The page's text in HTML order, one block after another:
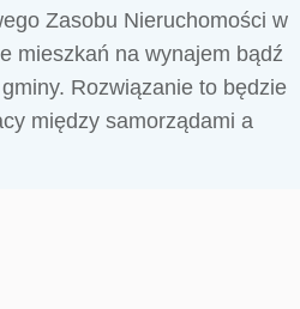
Zasobu Nieruchomości w
mieszkań na wynajem bądź
Rozwiązanie to będzie
między samorządami a